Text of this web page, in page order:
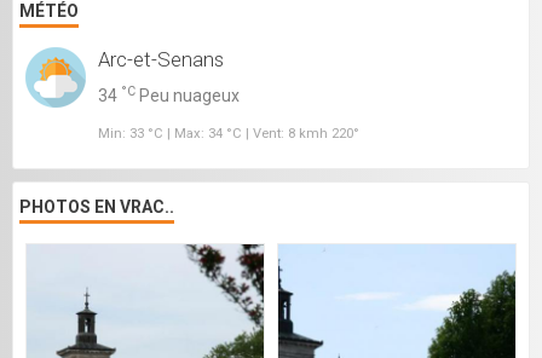
MÉTÉO
Arc-et-Senans
34 °C Peu nuageux
Min: 33 °C | Max: 34 °C | Vent: 8 kmh 220°
PHOTOS EN VRAC..